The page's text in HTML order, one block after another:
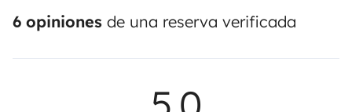
6 opiniones de una reserva verificada